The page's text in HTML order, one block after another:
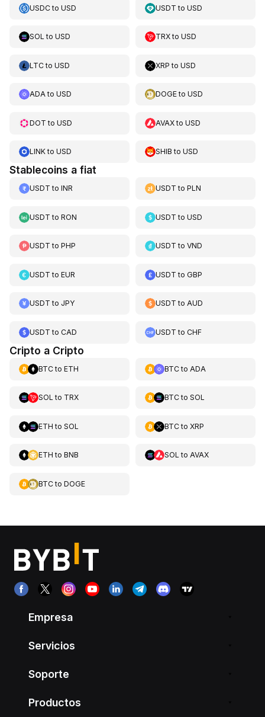
USDCto USD USDT toUSD
SOL to USD TRXtoUSD
LTCto USD XRP toUSD
ADAto USD DOGEtoUSD
DOT to USD AVAXtoUSD
LINKto USD SHIB toUSD
Stablecoins a fiat
USDT to INR USDT toPLN
USDT to RON USDT toUSD
USDT to PHP USDT toVND
USDT to EUR USDT toGBP
USDT to JPY USDT toAUD
USDT to CAD USDT toCHF
Cripto a Cripto
BTCto ETH BTCto ADA
SOL to TRX BTCto SOL
ETH to SOL BTCto XRP
ETH to BNB SOL to AVAX
BTCto DOGE
Empresa
Servicios
Soporte
Productos